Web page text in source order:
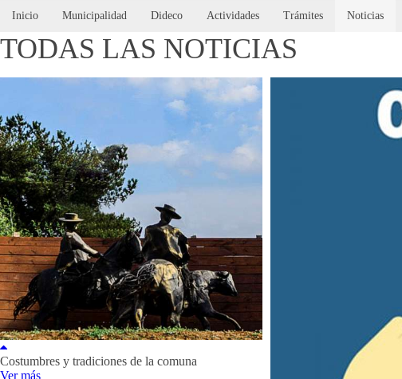
Inicio Municipalidad Dideco Actividades Trámites Noticias
TODAS LAS NOTICIAS
Costumbres y tradiciones de la comuna
Ver más